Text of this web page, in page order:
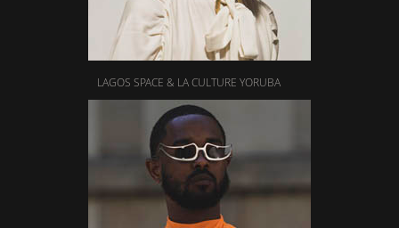
LAGOS SPACE & LA CULTURE YORUBA